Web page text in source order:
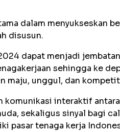
dalam menyukseskan
disusun.
dapat menjadi
sehingga ke
maju, unggul, dan
komunikasi interaktif
sekaligus sinyal bagi
pasar tenaga kerja